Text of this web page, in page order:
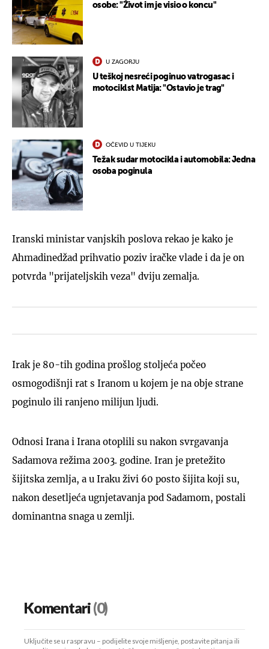
osobe: "Život im je visio o koncu"
U ZAGORJU
U teškoj nesreći poginuo vatrogasac i
motociklst Matija: "Ostavio je trag"
OČEVID U TIJEKU
Težak sudar motocikla i automobila: Jedna
osoba poginula
Iranski ministar vanjskih poslova rekao je kako je
Ahmadinedžad prihvatio poziv iračke vlade i da je on
potvrda "prijateljskih veza" dviju zemalja.
Irak je 80-tih godina prošlog stoljeća počeo
osmogodišnji rat s Iranom u kojem je na obje strane
poginulo ili ranjeno milijun ljudi.
Odnosi Irana i Irana otoplili su nakon svrgavanja
Sadamova režima 2003. godine. Iran je pretežito
šijitska zemlja, a u Iraku živi 60 posto šijita koji su,
nakon desetljeća ugnjetavanja pod Sadamom, postali
dominantna snaga u zemlji.
Komentari(0)
Uključite se u raspravu – podijelite svoje mišljenje, postavite pitanja ili